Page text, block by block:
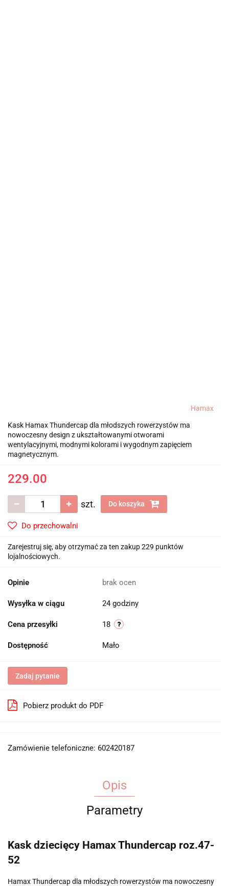
Hamax
Kask Hamax Thundercap dla młodszych rowerzystów ma
nowoczesny design z ukształtowanymi otworami
wentylacyjnymi, modnymi kolorami i wygodnym zapięciem
magnetycznym.
229.00
szt. Do koszyka
Do przechowalni
Zarejestruj się, aby otrzymać za ten zakup 229 punktów
lojalnościowych.
Opinie brak ocen
Wysyłka w ciągu 24 godziny
Cena przesyłki 18
Dostępność Mało
Zadaj pytanie
Pobierz produkt do PDF
Zamówienie telefoniczne: 602420187
Opis
Parametry
Kask dziecięcy Hamax Thundercap roz.47-
52
Hamax Thundercap dla młodszych rowerzystów ma nowoczesny